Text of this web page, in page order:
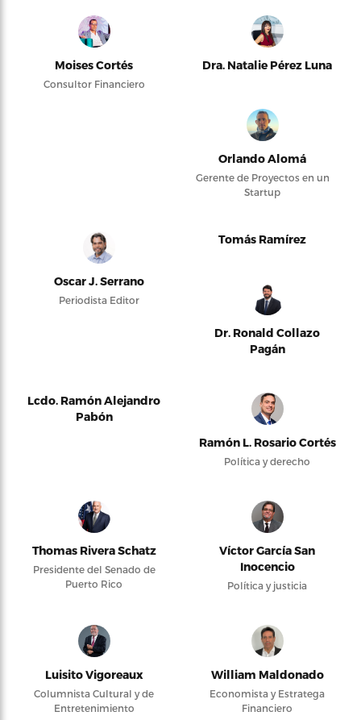
Moises Cortés
Consultor Financiero
Dra. Natalie Pérez Luna
Orlando Alomá
Gerente de Proyectos en un
Startup
Oscar J. Serrano
Periodista Editor
Tomás Ramírez
Dr. Ronald Collazo
Pagán
Lcdo. Ramón Alejandro
Pabón
Ramón L. Rosario Cortés
Política y derecho
Thomas Rivera Schatz
Presidente del Senado de
Puerto Rico
Víctor García San
Inocencio
Política y justicia
Luisito Vigoreaux
Columnista Cultural y de
Entretenimiento
William Maldonado
Economista y Estratega
Financiero